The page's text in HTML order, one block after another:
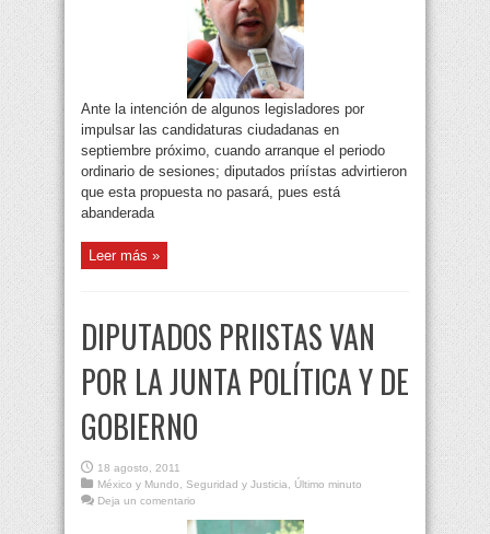
Ante la intención de algunos legisladores por
impulsar las candidaturas ciudadanas en
septiembre próximo, cuando arranque el periodo
ordinario de sesiones; diputados priístas advirtieron
que esta propuesta no pasará, pues está
abanderada
Leer más »
DIPUTADOS PRIISTAS VAN
POR LA JUNTA POLÍTICA Y DE
GOBIERNO
18 agosto, 2011
México y Mundo, Seguridad y Justicia, Último minuto
Deja un comentario